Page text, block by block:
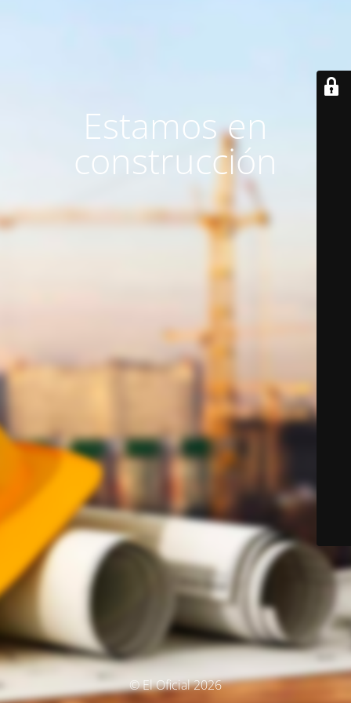
Estamos en
construcción
© El Oficial 2026